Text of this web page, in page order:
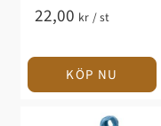
22,00 kr /st